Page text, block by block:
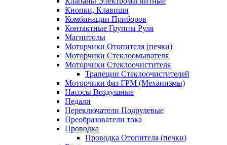
Кнопки, Клавиши
Комбинации Приборов
Контактные Группы Руля
Магнитолы
Моторчики Отопителя (печки)
Моторчики Стеклоомывателя
Моторчики Стеклоочистителя
Трапеции Стеклоочистителей
Моторчики фаз ГРМ (Механизмы)
Насосы Воздушные
Педали
Переключатели Подрулевые
Преобразователи тока
Проводка
Проводка Отопителя (печки)